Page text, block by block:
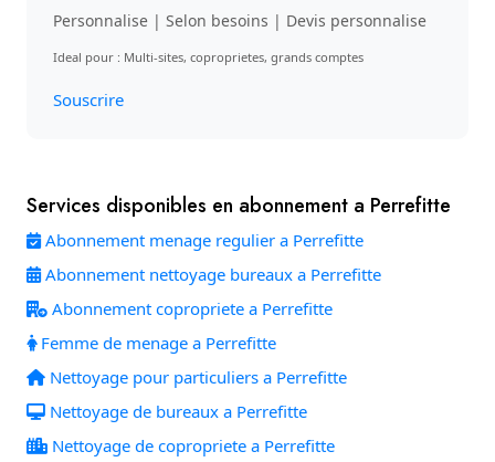
Personnalise | Selon besoins | Devis personnalise
Ideal pour : Multi-sites, coproprietes, grands comptes
Souscrire
Services disponibles en abonnement a Perrefitte
Abonnement menage regulier a Perrefitte
Abonnement nettoyage bureaux a Perrefitte
Abonnement copropriete a Perrefitte
Femme de menage a Perrefitte
Nettoyage pour particuliers a Perrefitte
Nettoyage de bureaux a Perrefitte
Nettoyage de copropriete a Perrefitte